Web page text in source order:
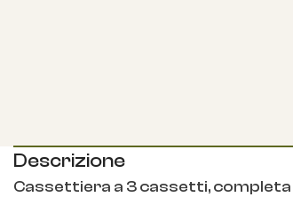
Descrizione
Cassettiera a 3 cassetti, completa